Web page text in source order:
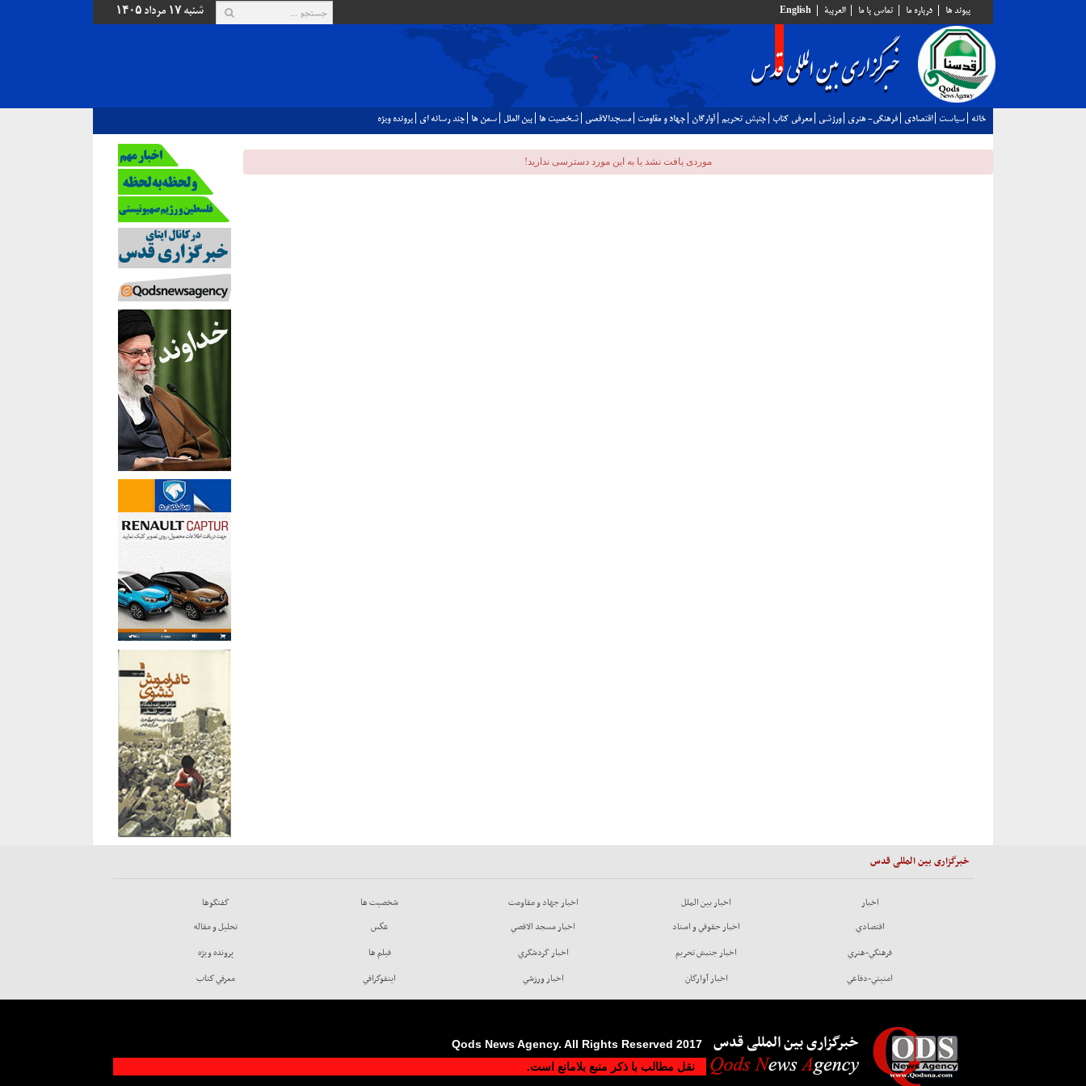
پيوند ها درباره ما تماس با ما العربية English شنبه ۱۷ مرداد ۱۴۰۵
خانه سياست اقتصادي فرهنگي- هنري ورزشي معرفي كتاب جنبش تحريم آوارگان جهاد و مقاومت مسجدالاقصي شخصيت ها بين الملل سمن ها چند رسانه اي پرونده ويژه
موردی يافت نشد یا به این مورد دسترسی ندارید!
خبرگزاری بین المللی قدس
اخبار
اقتصادي
فرهنگي-هنري
امنيتي-دفاعي
اخبار بين الملل
اخبار حقوقي و اسناد
اخبار جنبش تحريم
اخبار آوارگان
اخبار جهاد و مقاومت
اخبار مسجد الاقصي
اخبار گردشگري
اخبار ورزشي
شخصيت ها
عكس
فيلم ها
اينفوگرافي
گفتگوها
تحليل و مقاله
پرونده ويژه
معرفي كتاب
خبرگزاری بین المللی قدس
2017 Qods News Agency. All Rights Reserved
نقل مطالب با ذکر منبع بلامانع است.